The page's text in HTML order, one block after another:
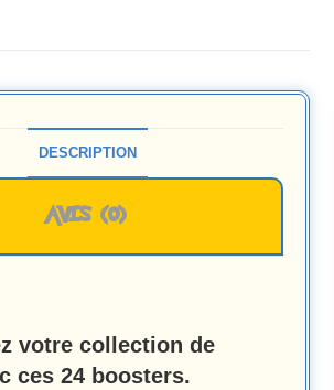
DESCRIPTION
AVIS (0)
votre collection de
ces 24 boosters.